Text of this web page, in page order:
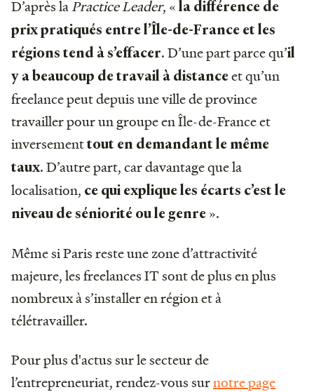
D’après laPractice Leader, « la différence de
prix pratiqués entre l’Île-de-France et les
régions tend à s’effacer. D’une part parce qu’il
y a beaucoup de travail à distanceet qu’un
freelance peut depuis une ville de province
travailler pour un groupe en Île-de-France et
inversementtout en demandant le même
taux. D’autre part, car davantage que la
localisation, ce qui explique les écarts c’est le
niveau de séniorité ou le genre ».
Même si Paris reste une zone d’attractivité
majeure, les freelances IT sont de plus en plus
nombreux à s’installer en région et à
télétravailler.
Pour plus d'actus sur le secteur de
l’entrepreneuriat, rendez-vous surnotre page